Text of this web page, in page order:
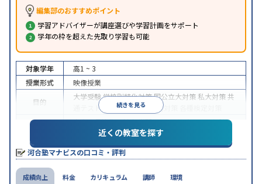
編集部のおすすめポイント
学習アドバイザーが講座選びや学習計画をサポート
学年の枠を超えた先取り学習も可能
続きを見る
対象学年
高1 ~ 3
授業形式
映像授業
目的
大学受験学校別特化対策国公立大対策 私大対策共
通テスト対策
英検(英語検定)対策
中高一貫校生に対応学習にPC・タブレットを利用
1科目から受講可能季節講習のみの受講可
※2024年6月調査。大学受験塾・予備校のアンケート調査方法を参照
近くの教室を探す
河合塾マナビスの口コミ・評判
成績向上 料金 カリキュラム 講師 環境